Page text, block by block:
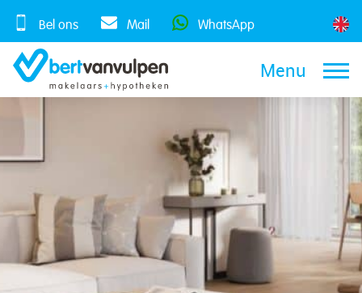
content
Bel ons Mail WhatsApp
Menu